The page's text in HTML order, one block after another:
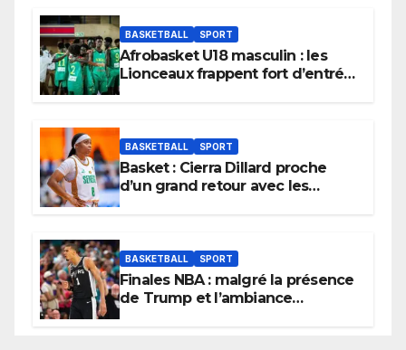
BASKETBALL SPORT
Afrobasket U18 masculin : les
Lionceaux frappent fort d’entrée
BASKETBALL SPORT
Basket : Cierra Dillard proche
d’un grand retour avec les
BASKETBALL SPORT
Finales NBA : malgré la présence
de Trump et l’ambiance